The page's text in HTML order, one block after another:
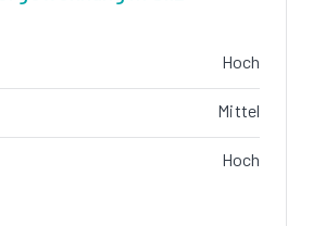
Hoch
Mittel
Hoch